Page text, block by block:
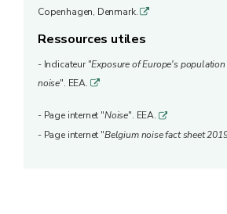
Copenhagen, Denmark.q
Ressources utiles
- Indicateur "Exposure of Europe's
noise". EEA. q
- Page internet "Noise". EEA. q
- Page internet "Belgium noise fact sheet